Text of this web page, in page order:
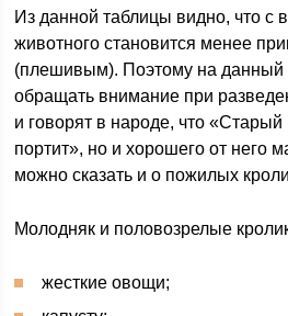
Из данной таблицы видно, что с
животного становится менее
(плешивым). Поэтому на данный
обращать внимание при
и говорят в народе, что
портит», но и хорошего от него
можно сказать и о пожилых
Молодняк и половозрелые
жесткие овощи;